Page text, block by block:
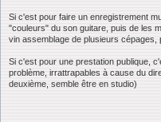
Si c'est pour faire un enregistrement
"couleurs" du son guitare, puis de les
vin assemblage de plusieurs cépages,
Si c'est pour une prestation publique,
problème, irrattrapables à cause du
deuxième, semble être en studio)